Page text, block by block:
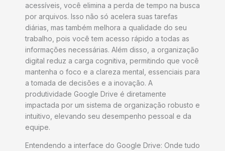
acessíveis, você elimina a perda de tempo na busca
por arquivos. Isso não só acelera suas tarefas
diárias, mas também melhora a qualidade do seu
trabalho, pois você tem acesso rápido a todas as
informações necessárias. Além disso, a organização
digital reduz a carga cognitiva, permitindo que você
mantenha o foco e a clareza mental, essenciais para
a tomada de decisões e a inovação. A
produtividade Google Drive é diretamente
impactada por um sistema de organização robusto e
intuitivo, elevando seu desempenho pessoal e da
equipe.
Entendendo a interface do Google Drive: Onde tudo